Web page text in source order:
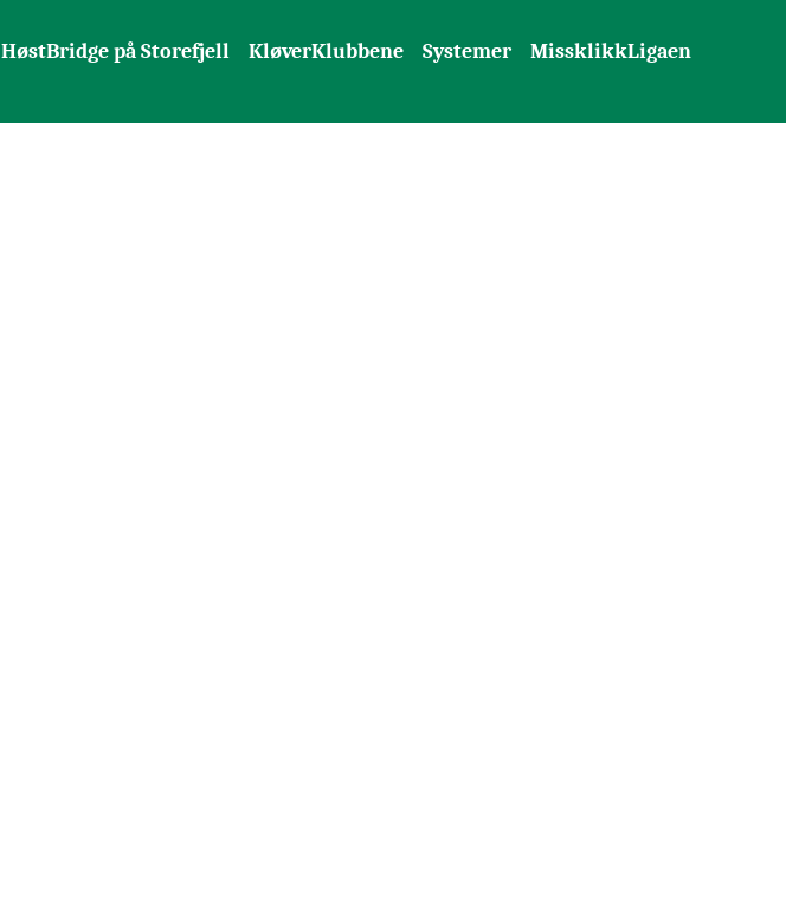
HøstBridge på Storefjell KløverKlubbene Systemer MissklikkLigaen